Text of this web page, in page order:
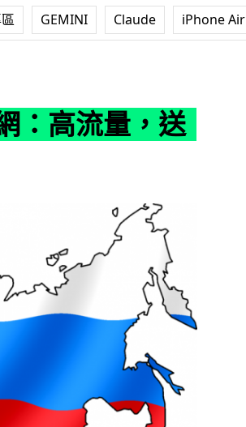
GEMINI Claude iPhone Air
：高流量，送